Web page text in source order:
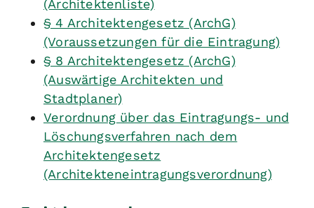
(Architektenliste)
§ 4 Architektengesetz (ArchG)
(Voraussetzungen für die Eintragung)
§ 8 Architektengesetz (ArchG)
(Auswärtige Architekten und
Stadtplaner)
Verordnung über das Eintragungs- und
Löschungsverfahren nach dem
Architektengesetz
(Architekteneintragungsverordnung)